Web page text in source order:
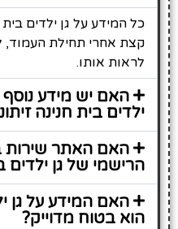
כל המידע על גן ילדים בית
קצת אחרי תחילת העמוד,
לראות אותו.
האם יש מידע נוסף
ילדים בית חנינה
האם האתר שירות
הרישמי של גן ילדים
האם המידע על גן
הוא בטוח מדוייק?